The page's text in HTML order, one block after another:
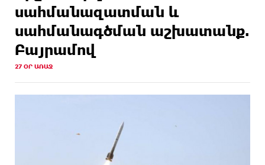
սահմանազատման և
սահմանագծման աշխատանք.
Բայրամով
27 ՕՐ ԱՌԱՋ